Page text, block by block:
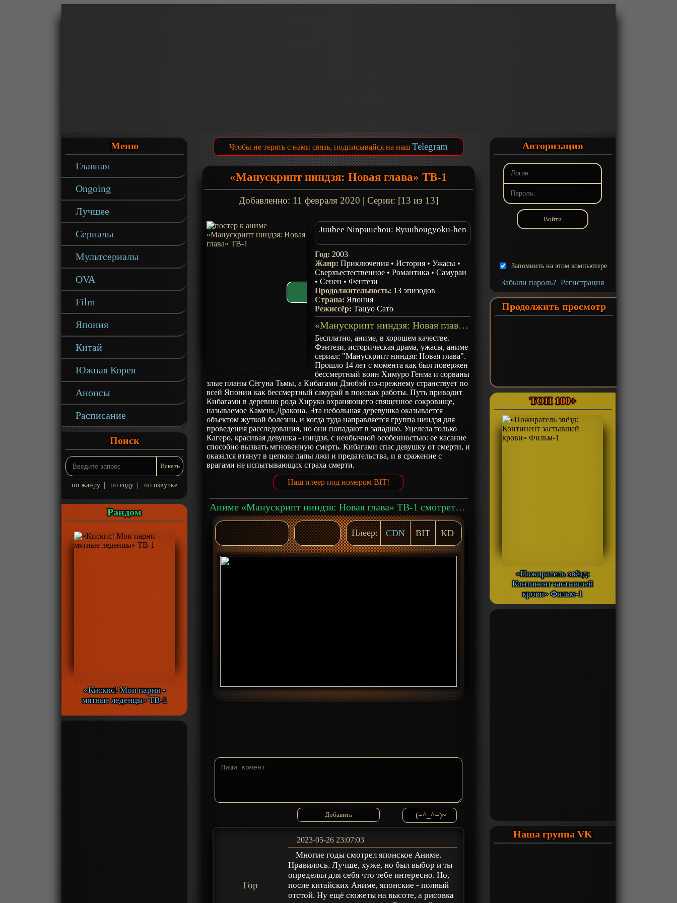
Меню
Главная
Ongoing
Лучшее
Сериалы
Мультсериалы
OVA
Film
Япония
Китай
Южная Корея
Анонсы
Расписание
Поиск
по жанру по году по озвучке
Рандом
«Кискис! Мои парни -
мятные леденцы» ТВ-1
Чтобы не терять с нами связь, подписывайся на наш Telegram
«Манускрипт ниндзя: Новая глава» ТВ-1
Добавленно: 11 февраля 2020 | Серии: [13 из 13]
Juubee Ninpuuchou: Ryuuhougyoku-hen
Год: 2003
Жанр:Приключения •История •Ужасы •
Сверхъестественное •Романтика •Самураи
•Сенен •Фентези
Продолжительность: 13 эпизодов
Страна: Япония
Режиссёр:Тацуо Сато
«Манускрипт ниндзя: Новая глава» ТВ-1 - описание
Бесплатно, аниме, в хорошем качестве.
Фэнтези, историческая драма, ужасы, аниме
сериал: "Манускрипт ниндзя: Новая глава".
Прошло 14 лет с момента как был повержен
бессмертный воин Химуро Генма и сорваны
злые планы Сёгуна Тьмы, а Кибагами Дзюбэй по-прежнему странствует по
всей Японии как бессмертный самурай в поисках работы. Путь приводит
Кибагами в деревню рода Хируко охраняющего священное сокровище,
называемое Камень Дракона. Эта небольшая деревушка оказывается
объектом жуткой болезни, и когда туда направляется группа ниндзя для
проведения расследования, но они попадают в западню. Уцелела только
Кагеро, красивая девушка - ниндзя, с необычной особенностью: ее касание
способно вызвать мгновенную смерть. Кибагами спас девушку от смерти, и
оказался втянут в цепкие лапы лжи и предательства, и в сражение с
врагами не испытывающих страха смерти.
Наш плеер под номером BIT!
Аниме «Манускрипт ниндзя: Новая глава» ТВ-1 смотреть онлайн
Плеер: CDN BIT KD
(=^_^=)~
Гор
2023-05-26 23:07:03
Многие годы смотрел японское Аниме.
Нравилось. Лучше, хуже, но был выбор и ты
определял для себя что тебе интересно. Но,
после китайских Аниме, японские - полный
отстой. Ну ещё сюжеты на высоте, а рисовка
Авторизация
Запомнить на этом компьютере
Забыли пароль? Регистрация
Продолжить просмотр
ТОП 100+
«Пожиратель звёзд:
Континент застывшей
крови» Фильм-1
Наша группа VK